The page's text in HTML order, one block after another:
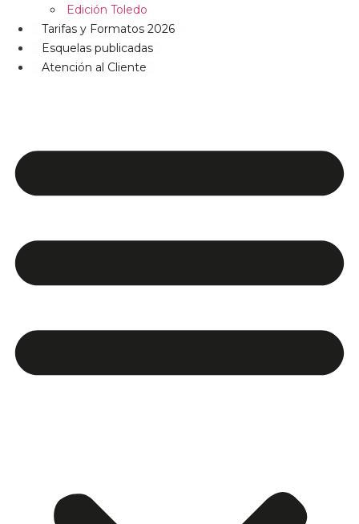
Edición Toledo
Tarifas y Formatos 2026
Esquelas publicadas
Atención al Cliente